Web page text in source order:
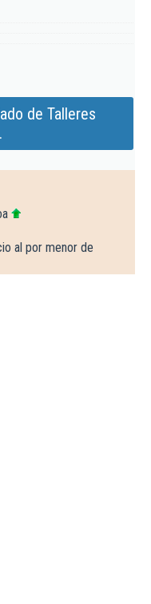
de Talleres
al por menor de